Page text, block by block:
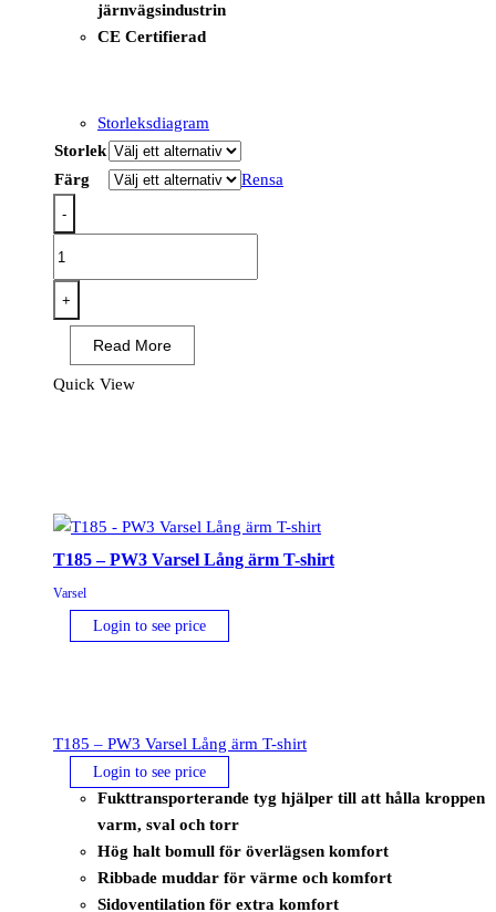
järnvägsindustrin
CE Certifierad
Storleksdiagram
Storlek
Färg
Rensa
-
Hi-
Vis
Band
+
Read More
Quick View
T185 – PW3 Varsel Lång ärm T-shirt
Varsel
Login to see price
T185 – PW3 Varsel Lång ärm T-shirt
Login to see price
Fukttransporterande tyg hjälper till att hålla kroppen
varm, sval och torr
Hög halt bomull för överlägsen komfort
Ribbade muddar för värme och komfort
Sidoventilation för extra komfort